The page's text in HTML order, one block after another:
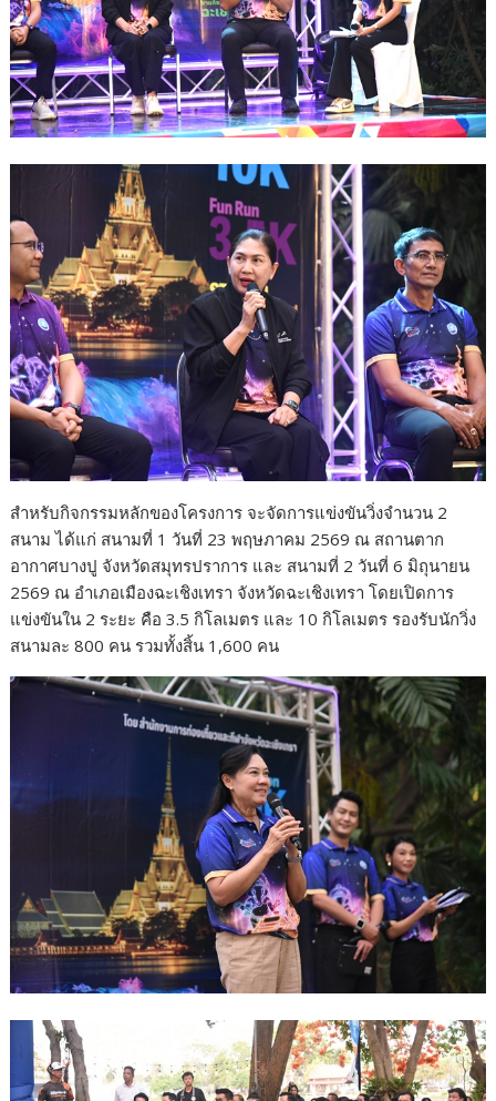
สำหรับกิจกรรมหลักของโครงการ จะจัดการแข่งขันวิ่งจำนวน 2
สนาม ได้แก่ สนามที่ 1 วันที่ 23 พฤษภาคม 2569 ณ สถานตาก
อากาศบางปู จังหวัดสมุทรปราการ และ สนามที่ 2 วันที่ 6 มิถุนายน
2569 ณ อำเภอเมืองฉะเชิงเทรา จังหวัดฉะเชิงเทรา โดยเปิดการ
แข่งขันใน 2 ระยะ คือ 3.5 กิโลเมตร และ 10 กิโลเมตร รองรับนักวิ่ง
สนามละ 800 คน รวมทั้งสิ้น 1,600 คน